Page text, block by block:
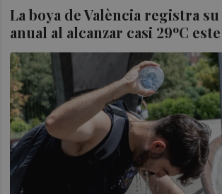
La boya de València registra
anual al alcanzar casi 29ºC